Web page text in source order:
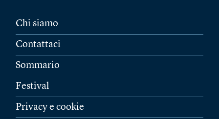
Chi siamo
Contattaci
Sommario
Festival
Privacy e cookie